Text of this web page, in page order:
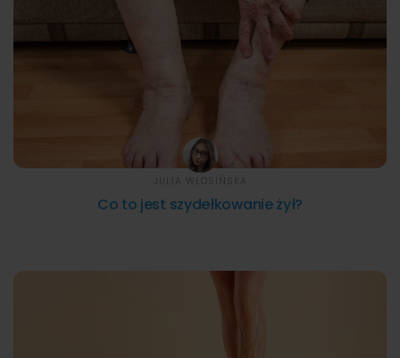
Co to jest szydełkowanie żył?